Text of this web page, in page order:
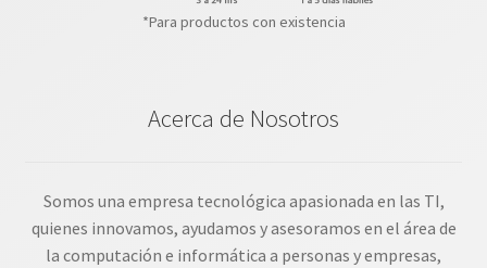
*Para productos con existencia
Acerca de Nosotros
Somos una empresa tecnológica apasionada en las TI,
quienes innovamos, ayudamos y asesoramos en el área de
la computación e informática a personas y empresas,